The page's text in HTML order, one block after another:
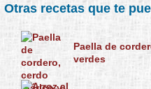
Otras recetas que te
Paella de
verdes